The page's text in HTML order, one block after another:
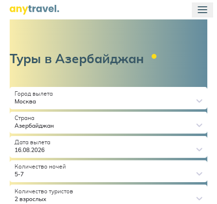
Туры в Азербайджан
Город вылета
Москва
Страна
Азербайджан
Дата вылета
16.08.2026
Количество ночей
5-7
Количество туристов
2 взрослых